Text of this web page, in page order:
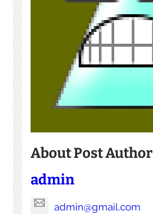
About Post Author
admin
admin@gmail.com